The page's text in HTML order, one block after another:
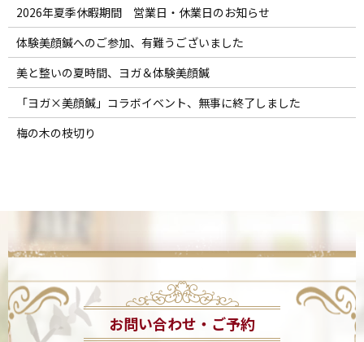
2026年夏季休暇期間 営業日・休業日のお知らせ
体験美顔鍼へのご参加、有難うございました
美と整いの夏時間、ヨガ＆体験美顔鍼
「ヨガ×美顔鍼」コラボイベント、無事に終了しました
梅の木の枝切り
お問い合わせ・ご予約